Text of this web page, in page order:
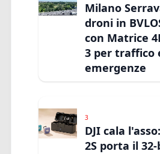
Milano
droni in
con Matrice
3 per traffico
emergenze
3
DJI cala
2S porta il